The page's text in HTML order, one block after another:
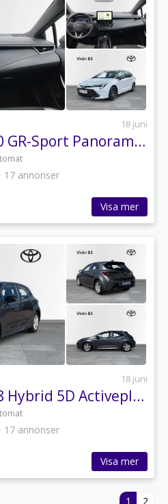
18 juni
Toyota Corolla 2,0 GR-Sport Panoramaglastak
17 annonser
Visa mer
18 juni
Toyota Corolla 1,8 Hybrid 5D Activeplus
17 annonser
Visa mer
1 2